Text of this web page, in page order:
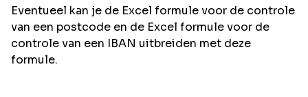
Eventueel kan je de Excel formule voor de controle
van een postcode en de Excel formule voor de
controle van een IBAN uitbreiden met deze
formule.